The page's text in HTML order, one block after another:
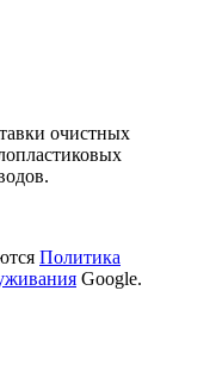
очистных
Политика
Google.